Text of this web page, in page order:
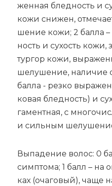
жен­ная блед­ность и
ко­жи сни­жен,
ше­ние ко­жи; 2 бал­ла
ность и су­хость
тур­гор ко­жи,
ше­лу­ше­ние, на­ли­чие
бал­ла - рез­ко
ко­вая блед­ность) и
га­мент­ная, с
и силь­ным
Вы­па­де­ние во­лос: 0
симп­то­ма; 1 балл – на
ках (оча­го­вый), ча­ще